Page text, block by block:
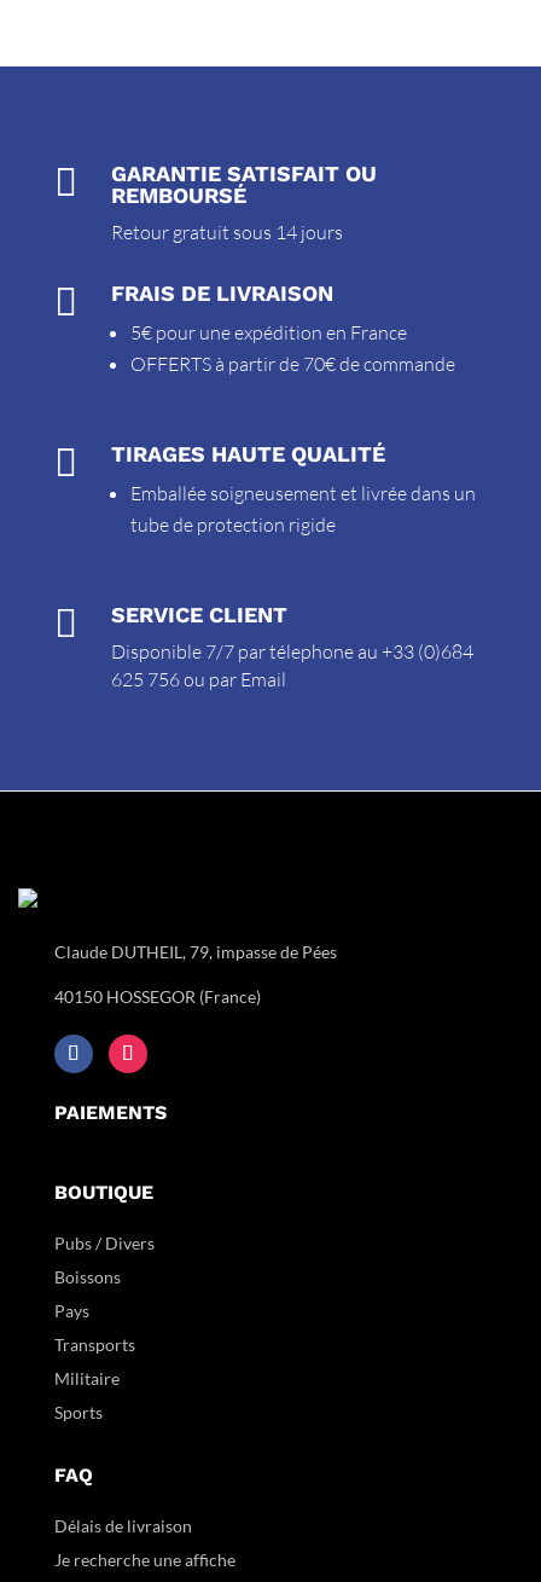

GARANTIE SATISFAIT OU
REMBOURSÉ
Retour gratuit sous 14 jours
 FRAIS DE LIVRAISON
5€ pour une expédition en France
OFFERTS à partir de 70€ de commande
 TIRAGES HAUTE QUALITÉ
Emballée soigneusement et livrée dans un
tube de protection rigide
 SERVICE CLIENT
Disponible 7/7 par télephone au +33 (0)684
625 756 ou par Email
Claude DUTHEIL, 79, impasse de Pées
40150 HOSSEGOR (France)
PAIEMENTS
BOUTIQUE
Pubs / Divers
Boissons
Pays
Transports
Militaire
Sports
FAQ
Délais de livraison
Je recherche une affiche